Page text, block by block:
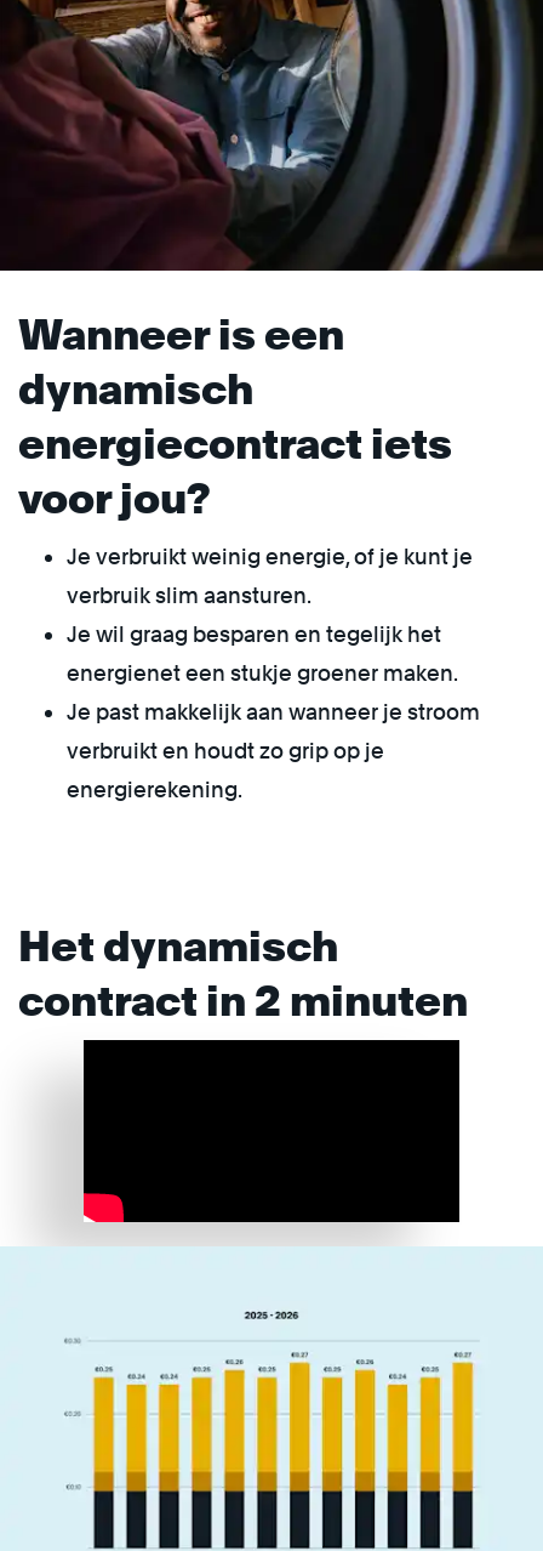
Wanneer is een
dynamisch
energiecontract iets
voor jou?
Je verbruikt weinig energie, of je kunt je
verbruik slim aansturen.
Je wil graag besparen en tegelijk het
energienet een stukje groener maken.
Je past makkelijk aan wanneer je stroom
verbruikt en houdt zo grip op je
energierekening.
Het dynamisch
contract in 2 minuten